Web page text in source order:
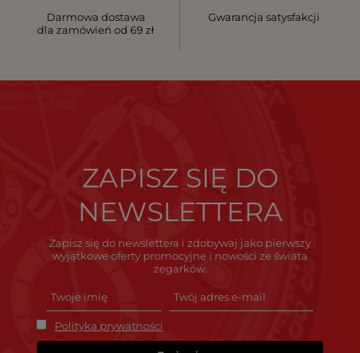
Darmowa dostawa
dla zamówień od 69 zł
Gwarancja satysfakcji
ZAPISZ SIĘ DO
NEWSLETTERA
Zapisz się do newslettera i zdobywaj jako pierwszy
wyjątkowe oferty promocyjne i nowości ze świata
zegarków.
Polityka prywatności